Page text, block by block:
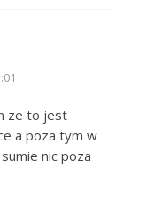
ze to jest
a poza tym w
nic poza